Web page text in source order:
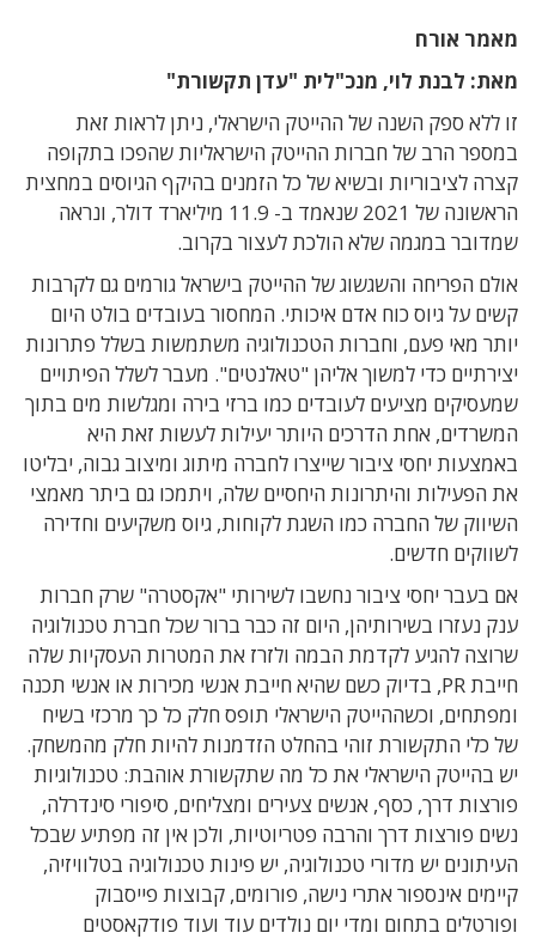
מאמר אורח
מאת: לבנת לוי, מנכ"לית "עדן תקשורת"
זו ללא ספק השנה של ההייטק הישראלי, ניתן לראות זאת
במספר הרב של חברות ההייטק הישראליות שהפכו בתקופה
קצרה לציבוריות ובשיא של כל הזמנים בהיקף הגיוסים במחצית
הראשונה של 2021 שנאמד ב- 11.9 מיליארד דולר, ונראה
שמדובר במגמה שלא הולכת לעצור בקרוב.
אולם הפריחה והשגשוג של ההייטק בישראל גורמים גם לקרבות
קשים על גיוס כוח אדם איכותי. המחסור בעובדים בולט היום
יותר מאי פעם, וחברות הטכנולוגיה משתמשות בשלל פתרונות
יצירתיים כדי למשוך אליהן "טאלנטים". מעבר לשלל הפיתויים
שמעסיקים מציעים לעובדים כמו ברזי בירה ומגלשות מים בתוך
המשרדים, אחת הדרכים היותר יעילות לעשות זאת היא
באמצעות יחסי ציבור שייצרו לחברה מיתוג ומיצוב גבוה, יבליטו
את הפעילות והיתרונות היחסיים שלה, ויתמכו גם ביתר מאמצי
השיווק של החברה כמו השגת לקוחות, גיוס משקיעים וחדירה
לשווקים חדשים.
אם בעבר יחסי ציבור נחשבו לשירותי "אקסטרה" שרק חברות
ענק נעזרו בשירותיהן, היום זה כבר ברור שכל חברת טכנולוגיה
שרוצה להגיע לקדמת הבמה ולזרז את המטרות העסקיות שלה
חייבת PR, בדיוק כשם שהיא חייבת אנשי מכירות או אנשי תכנה
ומפתחים, וכשההייטק הישראלי תופס חלק כל כך מרכזי בשיח
של כלי התקשורת זוהי בהחלט הזדמנות להיות חלק מהמשחק.
יש בהייטק הישראלי את כל מה שתקשורת אוהבת: טכנולוגיות
פורצות דרך, כסף, אנשים צעירים ומצליחים, סיפורי סינדרלה,
נשים פורצות דרך והרבה פטריוטיות, ולכן אין זה מפתיע שבכל
העיתונים יש מדורי טכנולוגיה, יש פינות טכנולוגיה בטלוויזיה,
קיימים אינספור אתרי נישה, פורומים, קבוצות פייסבוק
ופורטלים בתחום ומדי יום נולדים עוד ועוד פודקאסטים